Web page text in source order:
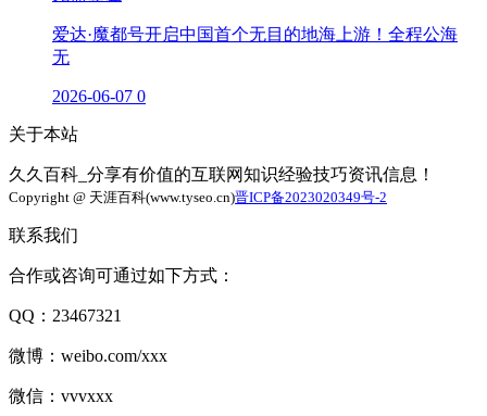
爱达·魔都号开启中国首个无目的地海上游！全程公海
无
2026-06-07 0
关于本站
久久百科_分享有价值的互联网知识经验技巧资讯信息！
Copyright @ 天涯百科(www.tyseo.cn)晋ICP备2023020349号-2
联系我们
合作或咨询可通过如下方式：
QQ：23467321
微博：weibo.com/xxx
微信：vvvxxx